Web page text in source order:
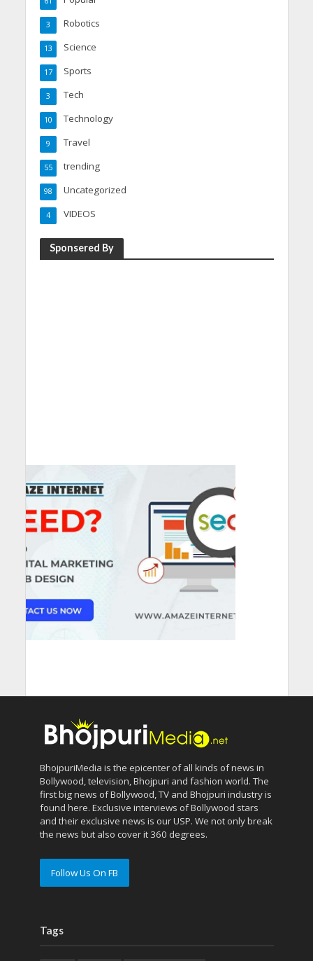
Robotics
3
Science
13
Sports
17
Tech
3
Technology
10
Travel
9
trending
55
Uncategorized
98
VIDEOS
4
Sponsered By
BhojpuriMedia is the epicenter of all kinds of news in
Bollywood, television, Bhojpuri and fashion world. The
first big news of Bollywood, TV and Bhojpuri industry is
found here. Exclusive interviews of Bollywood stars
and their exclusive news is our USP. We not only break
the news but also cover it 360 degrees.
Follow Us On FB
Tags